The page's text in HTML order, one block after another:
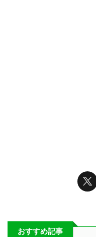
おすすめ記事